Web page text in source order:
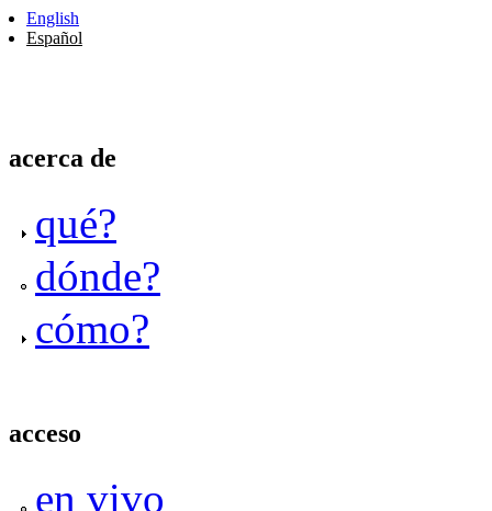
English
Español
acerca de
qué?
dónde?
cómo?
acceso
en vivo